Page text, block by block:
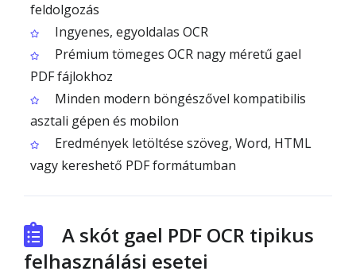
feldolgozás
Ingyenes, egyoldalas OCR
Prémium tömeges OCR nagy méretű gael
PDF fájlokhoz
Minden modern böngészővel kompatibilis
asztali gépen és mobilon
Eredmények letöltése szöveg, Word, HTML
vagy kereshető PDF formátumban
A skót gael PDF OCR tipikus
felhasználási esetei